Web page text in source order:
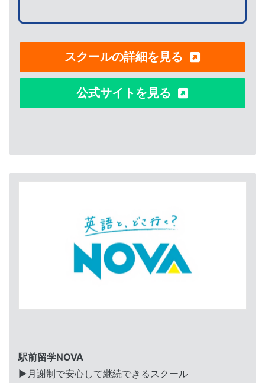
スクールの詳細を見る
公式サイトを見る
駅前留学NOVA
▶︎月謝制で安心して継続できるスクール